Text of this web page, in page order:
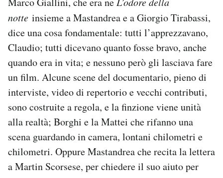
notte insieme a Mastandrea e a Giorgio Tirabassi,
dice una cosa fondamentale: tutti l’apprezzavano,
Claudio; tutti dicevano quanto fosse bravo, anche
quando era in vita; e nessuno però gli lasciava fare
un film. Alcune scene del documentario, pieno di
interviste, video di repertorio e vecchi contributi,
sono costruite a regola, e la finzione viene unità
alla realtà; Borghi e la Mattei che rifanno una
scena guardando in camera, lontani chilometri e
chilometri. Oppure Mastandrea che recita la lettera
a Martin Scorsese, per chiedere il suo aiuto per